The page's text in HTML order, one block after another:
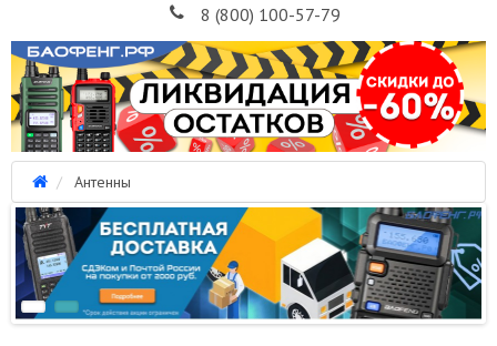
8 (800) 100-57-79
Антенны